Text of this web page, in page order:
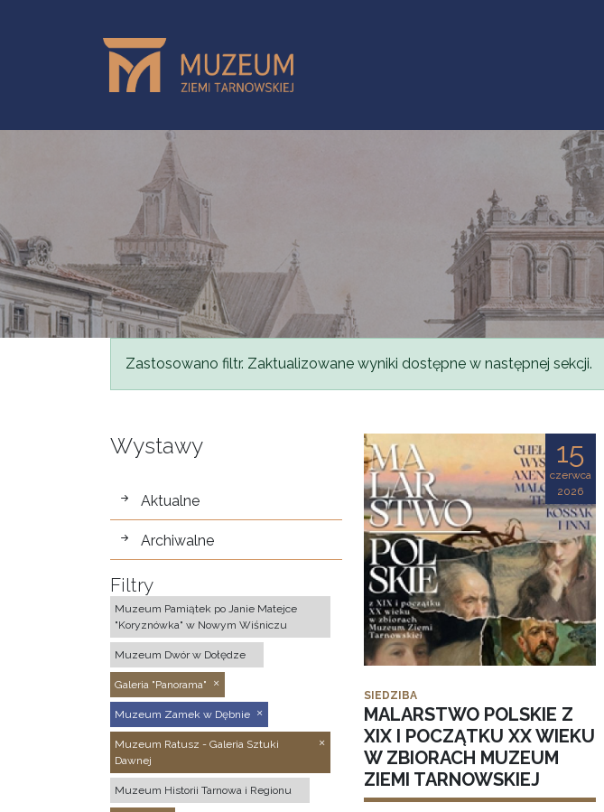
Komunikat
Zastosowano filtr. Zaktualizowane wyniki dostępne w następnej sekcji.
Wystawy
wystawy
Aktualne
Archiwalne
Filtry
Muzeum Pamiątek po Janie Matejce
"Koryznówka" w Nowym Wiśniczu
Muzeum Dwór w Dołędze
Galeria "Panorama"
Muzeum Zamek w Dębnie
Muzeum Ratusz - Galeria Sztuki
Dawnej
Muzeum Historii Tarnowa i Regionu
15
czerwca
2026
SIEDZIBA
MALARSTWO POLSKIE Z
XIX I POCZĄTKU XX WIEKU
W ZBIORACH MUZEUM
ZIEMI TARNOWSKIEJ